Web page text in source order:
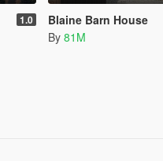
1.0 Blaine Barn House
By 81M